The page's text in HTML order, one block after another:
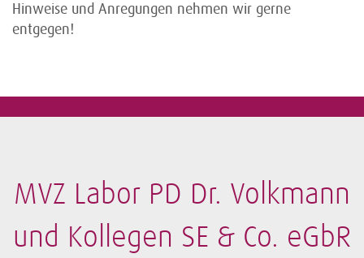
Hinweise und Anregungen nehmen wir gerne
entgegen!
MVZ Labor PD Dr. Volkmann
und Kollegen SE & Co. eGbR